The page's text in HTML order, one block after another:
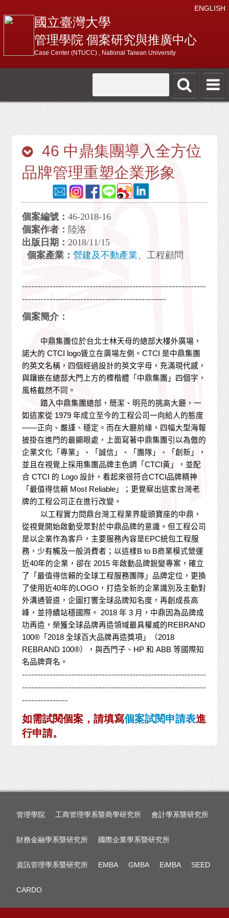
ENGLISH
國立臺灣大學
管理學院 個案研究與推廣中心
Case Center (NTUCC) , National Taiwan University
46 中鼎集團導入全方位
品牌管理重塑企業形象
個案編號：46-2018-16
個案作者： 陸洛
出版日期：2018/11/15
個案產業：營建及不動產業、工程顧問
------------------------------------------------------------
-----------------------------------------------
個案簡介：
中鼎集團位於台北士林天母的總部大樓外廣場，
諾大的 CTCI logo聳立在廣場左側。CTCI是中鼎集團
的英文名稱，四個經過設計的英文字母，充滿現代感，
與鑲嵌在總部大門上方的標楷體「中鼎集團」四個字，
風格截然不同。
踏入中鼎集團總部，簡潔、明亮的挑高大廳，一
如這家從 1979年成立至今的工程公司一向給人的態度
——正向、嚴謹、穩定。而在大廳前緣，四幅大型海報
披掛在進門的最顯眼處，上面寫著中鼎集團引以為傲的
企業文化「專業」、「誠信」、「團隊」、「創新」，
並且在視覺上採用集團品牌主色調「CTCI黃」，並配
合 CTCI 的 Logo設計，看起來很符合CTCI 品牌精神
「最值得信賴 Most Reliable 」；更覺察出這家台灣老
牌的工程公司正在進行改變。
以工程實力問鼎台灣工程業界龍頭寶座的中鼎，
從視覺開始啟動受眾對於中鼎品牌的意識。但工程公司
是以企業作為客戶，主要服務內容是EPC統包工程服
務，少有觸及一般消費者；以這樣B to B商業模式營運
近40年的企業，卻在 2015年啟動品牌銳變專案，確立
了「最值得信賴的全球工程服務團隊」品牌定位，更換
了使用近40年的 LOGO ，打造全新的企業識別及主動對
外溝通管道，企圖打響全球品牌知名度，再創成長高
峰，並持續站穩國際。
2018年 3 月，中鼎因為品牌成
功再造，榮獲全球品牌再造領域最具權威的REBRAND
100® 「 2018全球百大品牌再造獎項」（2018
REBRAND 100®），與西門子、 HP和 ABB等國際知
名品牌齊名。
------------------------------------------------------------
------------------------------------------------------------
---------------
如需試閱個案，請填寫個案試閱申請表進
行申請。
管理學院 工商管理學系暨商學研究所 會計學系暨研究所
財務金融學系暨研究所 國際企業學系暨研究所
資訊管理學系暨研究所 EMBA GMBA EiMBA SEED
CARDO